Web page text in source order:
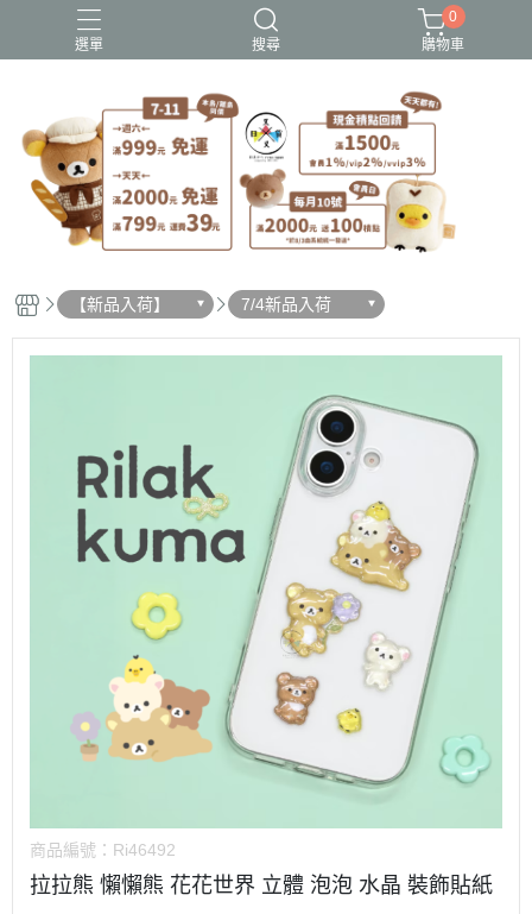
選單 搜尋
史努比歐拉夫 吉伊卡哇 憂傷馬戲團
拉拉熊
迪士尼-玩具總動員
0
購物車
【新品入荷】 7/4新品入荷
商品編號： Ri46492
拉拉熊 懶懶熊 花花世界 立體 泡泡 水晶 裝飾貼紙